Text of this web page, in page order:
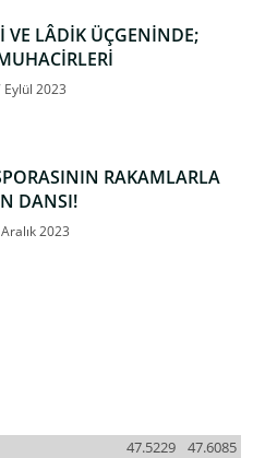
VE LÂDİK ÜÇGENİNDE;
Eylül 2023
RAKAMLARLA
DANSI!
2023
47.6085
47.5229